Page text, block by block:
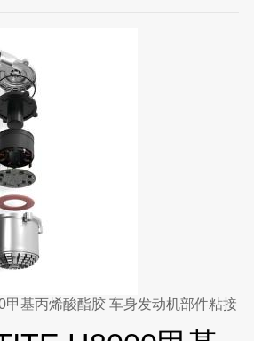
甲基丙烯酸酯胶 车身发动机部件粘接